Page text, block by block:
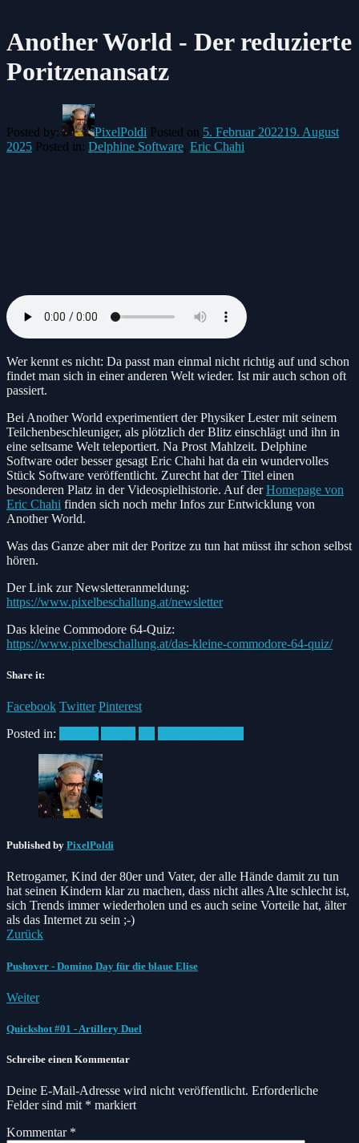
Another World - Der reduzierte
Poritzenansatz
Posted by: PixelPoldi Posted on 5. Februar 202219. August
2025 Posted in: Delphine Software, Eric Chahi
Wer kennt es nicht: Da passt man einmal nicht richtig auf und schon
findet man sich in einer anderen Welt wieder. Ist mir auch schon oft
passiert.
Bei Another World experimentiert der Physiker Lester mit seinem
Teilchenbeschleuniger, als plötzlich der Blitz einschlägt und ihn in
eine seltsame Welt teleportiert. Na Prost Mahlzeit. Delphine
Software oder besser gesagt Eric Chahi hat da ein wundervolles
Stück Software veröffentlicht. Zurecht hat der Titel einen
besonderen Platz in der Videospielhistorie. Auf derHomepage von
Eric Chahi finden sich noch mehr Infos zur Entwicklung von
Another World.
Was das Ganze aber mit der Poritze zu tun hat müsst ihr schon selbst
hören.
Der Link zur Newsletteranmeldung:
https://www.pixelbeschallung.at/newsletter
Das kleine Commodore 64-Quiz:
https://www.pixelbeschallung.at/das-kleine-commodore-64-quiz/
Share it:
Facebook Twitter Pinterest
Posted in:
Published by PixelPoldi
Retrogamer, Kind der 80er und Vater, der alle Hände damit zu tun
hat seinen Kindern klar zu machen, dass nicht alles Alte schlecht ist,
sich Trends immer wiederholen und es auch seine Vorteile hat, älter
als das Internet zu sein ;-)
Zurück
Pushover - Domino Day für die blaue Elise
Weiter
Quickshot #01 - Artillery Duel
Schreibe einen Kommentar
Deine E-Mail-Adresse wird nicht veröffentlicht. Erforderliche
Felder sind mit * markiert
Kommentar *